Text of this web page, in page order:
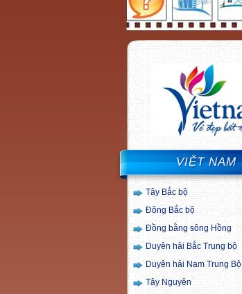
VIỆT NAM
Tây Bắc bộ
Đông Bắc bộ
Đồng bằng sông Hồng
Duyên hải Bắc Trung bộ
Duyên hải Nam Trung Bộ
Tây Nguyên